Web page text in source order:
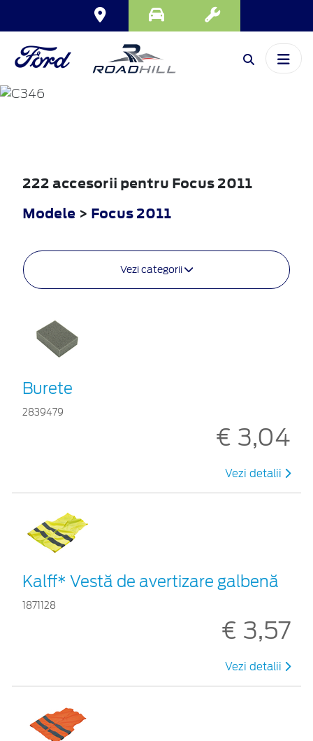
FOCUS
222 accesorii pentru Focus 2011
Modele > Focus 2011
Vezi categorii
Burete
2839479
€ 3,04
Vezi detalii
Kalff* Vestă de avertizare galbenă
1871128
€ 3,57
Vezi detalii